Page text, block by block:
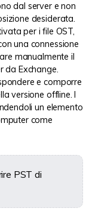
dal server e non
desiderata.
per i file OST,
una connessione
manualmente il
da Exchange.
e comporre
versione offline. I
un elemento
come
PST di